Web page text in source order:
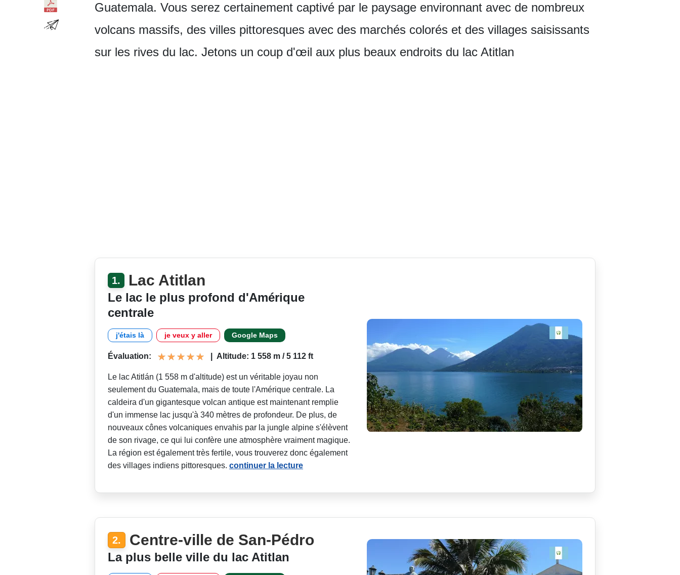
Guatemala. Vous serez certainement captivé par le paysage environnant avec de nombreux
volcans massifs, des villes pittoresques avec des marchés colorés et des villages saisissants
sur les rives du lac. Jetons un coup d'œil aux plus beaux endroits du lac Atitlan
1. Lac Atitlan
Le lac le plus profond d'Amérique
centrale
j'étais là je veux y aller Google Maps
Évaluation: Altitude: 1 558 m / 5 112 ft
Le lac Atitlán (1 558 m d'altitude) est un véritable joyau non
seulement du Guatemala, mais de toute l'Amérique centrale. La
caldeira d'un gigantesque volcan antique est maintenant remplie
d'un immense lac jusqu'à 340 mètres de profondeur. De plus, de
nouveaux cônes volcaniques envahis par la jungle alpine s'élèvent
de son rivage, ce qui lui confère une atmosphère vraiment magique.
La région est également très fertile, vous trouverez donc également
des villages indiens pittoresques. continuer la lecture
2. Centre-ville de San-Pédro
La plus belle ville du lac Atitlan